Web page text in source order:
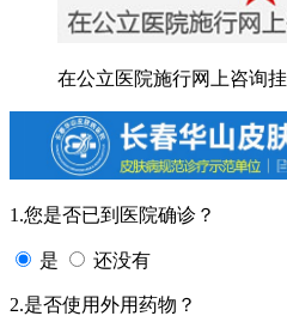
在公立医院施行网上咨询
1.您是否已到医院确诊？
是 还没有
2.是否使用外用药物？